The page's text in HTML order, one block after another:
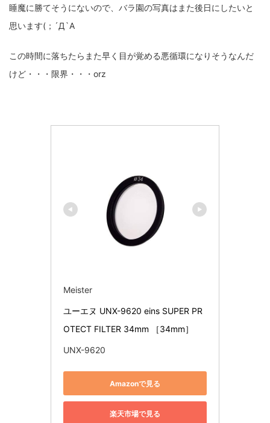
睡魔に勝てそうにないので、バラ園の写真はまた後日にしたいと
思います(；´Д`A
この時間に落ちたらまた早く目が覚める悪循環になりそうなんだ
けど・・・限界・・・orz
Meister
ユーエヌ UNX-9620 eins SUPER PR
OTECT FILTER 34mm ［34mm］
UNX-9620
Amazonで見る
楽天市場で見る